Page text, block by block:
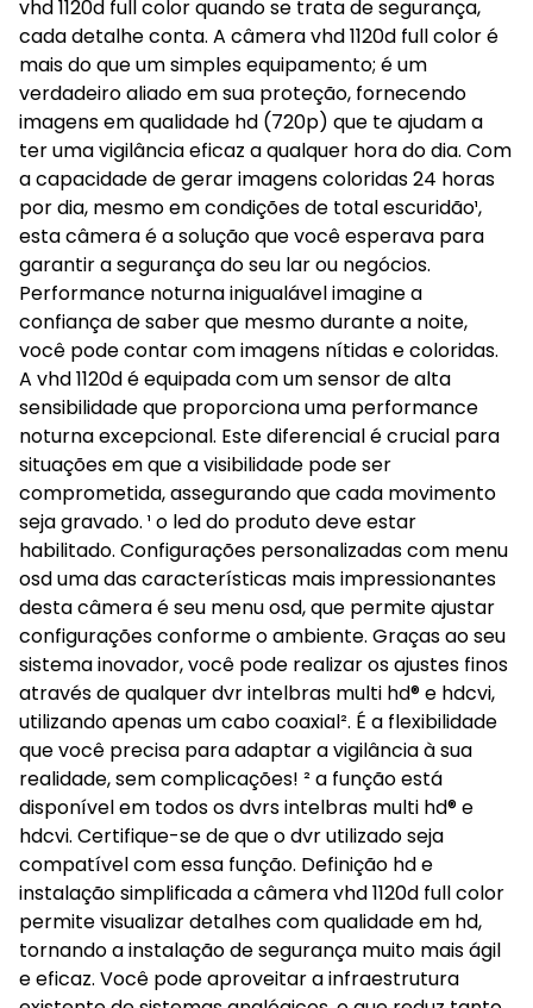
vhd 1120d full color quando se trata de segurança,
cada detalhe conta. A câmera vhd 1120d full color é
mais do que um simples equipamento; é um
verdadeiro aliado em sua proteção, fornecendo
imagens em qualidade hd (720p) que te ajudam a
ter uma vigilância eficaz a qualquer hora do dia. Com
a capacidade de gerar imagens coloridas 24 horas
por dia, mesmo em condições de total escuridão¹,
esta câmera é a solução que você esperava para
garantir a segurança do seu lar ou negócios.
Performance noturna inigualável imagine a
confiança de saber que mesmo durante a noite,
você pode contar com imagens nítidas e coloridas.
A vhd 1120d é equipada com um sensor de alta
sensibilidade que proporciona uma performance
noturna excepcional. Este diferencial é crucial para
situações em que a visibilidade pode ser
comprometida, assegurando que cada movimento
seja gravado. ¹ o led do produto deve estar
habilitado. Configurações personalizadas com menu
osd uma das características mais impressionantes
desta câmera é seu menu osd, que permite ajustar
configurações conforme o ambiente. Graças ao seu
sistema inovador, você pode realizar os ajustes finos
através de qualquer dvr intelbras multi hd® e hdcvi,
utilizando apenas um cabo coaxial². É a flexibilidade
que você precisa para adaptar a vigilância à sua
realidade, sem complicações! ² a função está
disponível em todos os dvrs intelbras multi hd® e
hdcvi. Certifique-se de que o dvr utilizado seja
compatível com essa função. Definição hd e
instalação simplificada a câmera vhd 1120d full color
permite visualizar detalhes com qualidade em hd,
tornando a instalação de segurança muito mais ágil
e eficaz. Você pode aproveitar a infraestrutura